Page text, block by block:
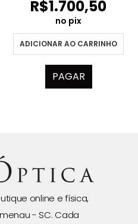
R$1.700,50
no pix
ADICIONAR AO CARRINHO
PAGAR
online e física,
- SC. Cada